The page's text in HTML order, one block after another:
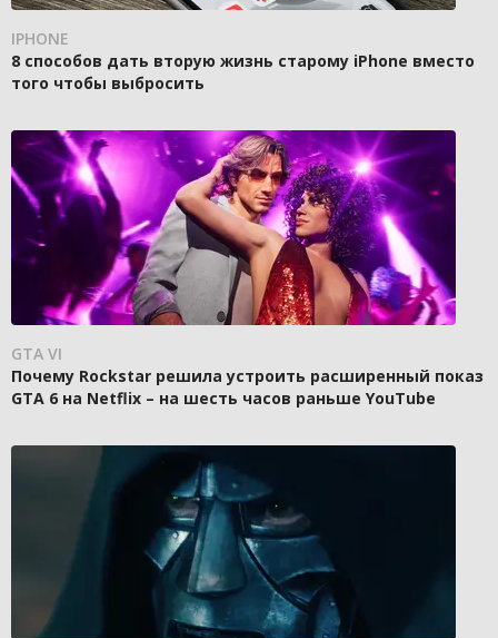
IPHONE
8 способов дать вторую жизнь старому iPhone вместо
того чтобы выбросить
GTA VI
Почему Rockstar решила устроить расширенный показ
GTA 6 на Netflix – на шесть часов раньше YouTube